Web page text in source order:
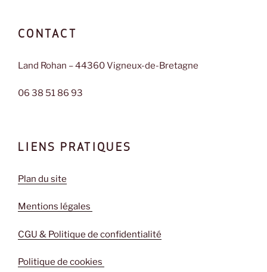
CONTACT
Land Rohan – 44360 Vigneux-de-Bretagne
06 38 51 86 93
LIENS PRATIQUES
Plan du site
Mentions légales
CGU & Politique de confidentialité
Politique de cookies